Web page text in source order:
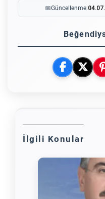
📅Güncellenme:
İlgili Konular